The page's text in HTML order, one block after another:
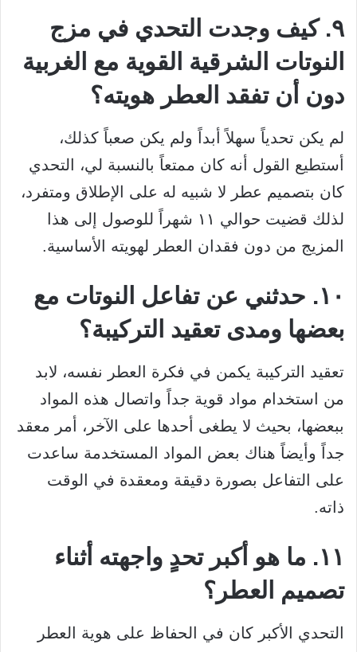
٩. كيف وجدت التحدي في مزج
النوتات الشرقية القوية مع الغربية
دون أن تفقد العطر هويته؟
لم يكن تحدياً سهلاً أبداً ولم يكن صعباً كذلك،
أستطيع القول أنه كان ممتعاً بالنسبة لي، التحدي
كان بتصميم عطر لا شبيه له على الإطلاق ومتفرد،
لذلك قضيت حوالي ١١ شهراً للوصول إلى هذا
المزيج من دون فقدان العطر لهويته الأساسية.
١٠. حدثني عن تفاعل النوتات مع
بعضها ومدى تعقيد التركيبة؟
تعقيد التركيبة يكمن في فكرة العطر نفسه، لابد
من استخدام مواد قوية جداً واتصال هذه المواد
ببعضها، بحيث لا يطغى أحدها على الآخر، أمر معقد
جداً وأيضاً هناك بعض المواد المستخدمة ساعدت
على التفاعل بصورة دقيقة ومعقدة في الوقت
ذاته.
١١. ما هو أكبر تحدٍ واجهته أثناء
تصميم العطر؟
التحدي الأكبر كان في الحفاظ على هوية العطر